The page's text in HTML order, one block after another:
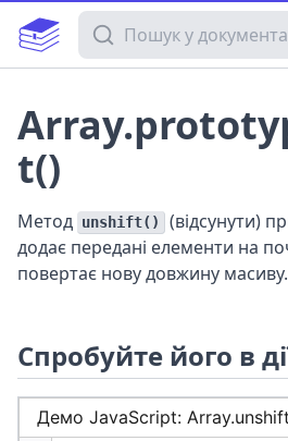
Пошук у документації
t()
Метод unshift() (відсунути)
додає передані елементи на
повертає нову довжину масиву.
Спробуйте його в